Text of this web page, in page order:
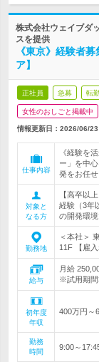
株式会社ウェイブダ
スを提供
《東京》経験者
ア】
正社員 急募 転
女性のおしごと掲載中
情報更新日：2026/06/23
仕事内容
《経験を
ー」を中
発をお任せ
対象と
なる方
【高卒以
経験（3年
の開発環
勤務地
＜本社＞
11F 【雇
給与
月給
※試用期間
初年度
年収
400万円～
勤務
時間
9:00～